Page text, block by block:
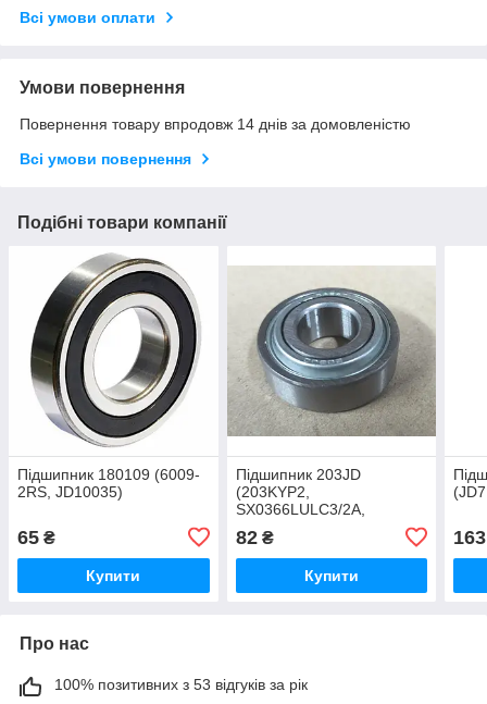
Всі умови оплати
Умови повернення
Повернення товару впродовж 14 днів за домовленістю
Всі умови повернення
Подібні товари компанії
Підшипник 180109 (6009-
2RS, JD10035)
65 ₴
Купити
Підшипник 203JD
(203KYP2,
SX0366LULC3/2A,
(KABAT)
82₴
Купити
163
Про нас
100% позитивних з 53 відгуків за рік